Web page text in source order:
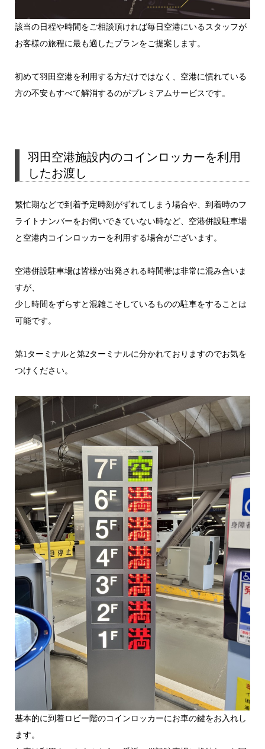
該当の日程や時間をご相談頂ければ毎日空港にいるスタッフが
お客様の旅程に最も適したプランをご提案します。
初めて羽田空港を利用する方だけではなく、空港に慣れている
方の不安もすべて解消するのがプレミアムサービスです。
羽田空港施設内のコインロッカーを利用
したお渡し
繁忙期などで到着予定時刻がずれてしまう場合や、到着時のフ
ライトナンバーをお伺いできていない時など、空港併設駐車場
と空港内コインロッカーを利用する場合がございます。
空港併設駐車場は皆様が出発される時間帯は非常に混み合いま
すが、
少し時間をずらすと混雑こそしているものの駐車をすることは
可能です。
第1ターミナルと第2ターミナルに分かれておりますのでお気を
つけください。
基本的に到着ロビー階のコインロッカーにお車の鍵をお入れし
ます。